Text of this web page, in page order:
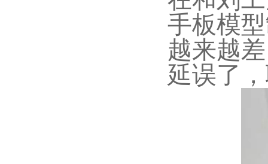
手板模
越来越
延误了